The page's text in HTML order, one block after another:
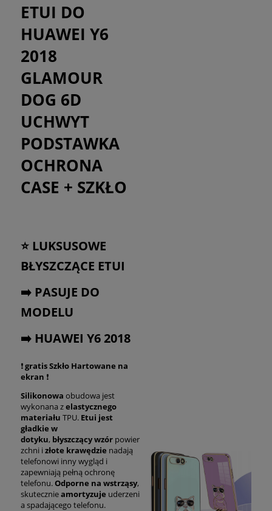
ETUI DO
HUAWEI Y6
2018
GLAMOUR
DOG 6D
UCHWYT
PODSTAWKA
OCHRONA
CASE + SZKŁO
⭐ LUKSUSOWE
BŁYSZCZĄCE ETUI
➡️ PASUJE DO
MODELU
➡️ HUAWEI Y6 2018
❗gratis Szkło Hartowane na
ekran ❗
Silikonowa obudowa jest
wykonana zelastycznego
materiału TPU. Etui jest
gładkie w
dotyku, błyszczącywzór powier
zchni i złote krawędzie nadają
telefonowi inny wygląd i
zapewniają pełną ochronę
telefonu.Odporne na wstrząsy,
skutecznieamortyzuje uderzeni
a spadającego telefonu.